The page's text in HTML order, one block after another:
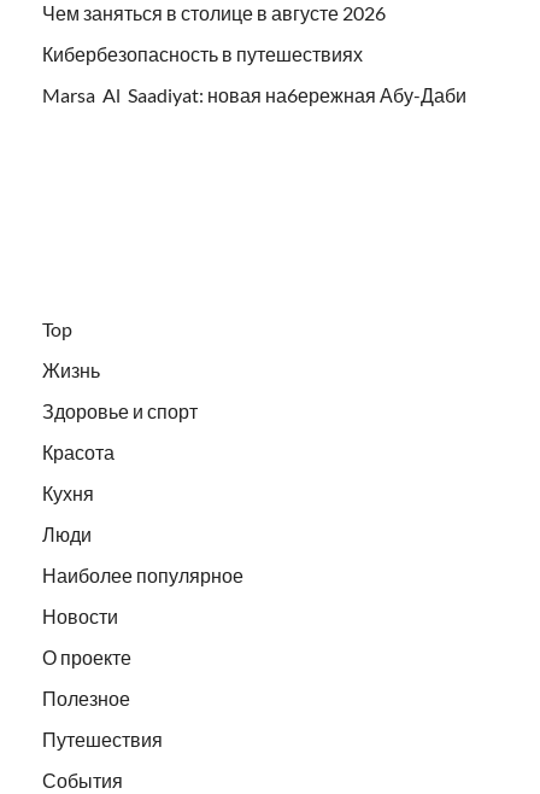
Чем заняться в столице в августе 2026
Кибербезопасность в путешествиях
Marsa Al Saadiyat: новая на6ережная Абу-Даби
Top
Жизнь
Здоровье и спорт
Красота
Кухня
Люди
Наиболее популярное
Новости
О проекте
Полезное
Путешествия
События